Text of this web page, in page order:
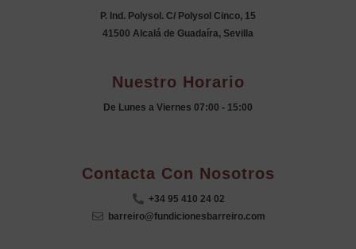
P. Ind. Polysol. C/ Polysol Cinco, 15
41500 Alcalá de Guadaíra, Sevilla
Nuestro Horario
De Lunes a Viernes 07:00 - 15:00
Contacta Con Nosotros
+34 95 410 24 02
barreiro@fundicionesbarreiro.com